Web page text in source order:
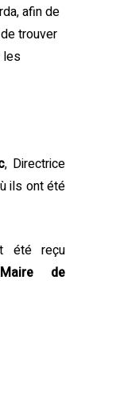
afin de
trouver
les
, Directrice
ils ont été
été reçu
de